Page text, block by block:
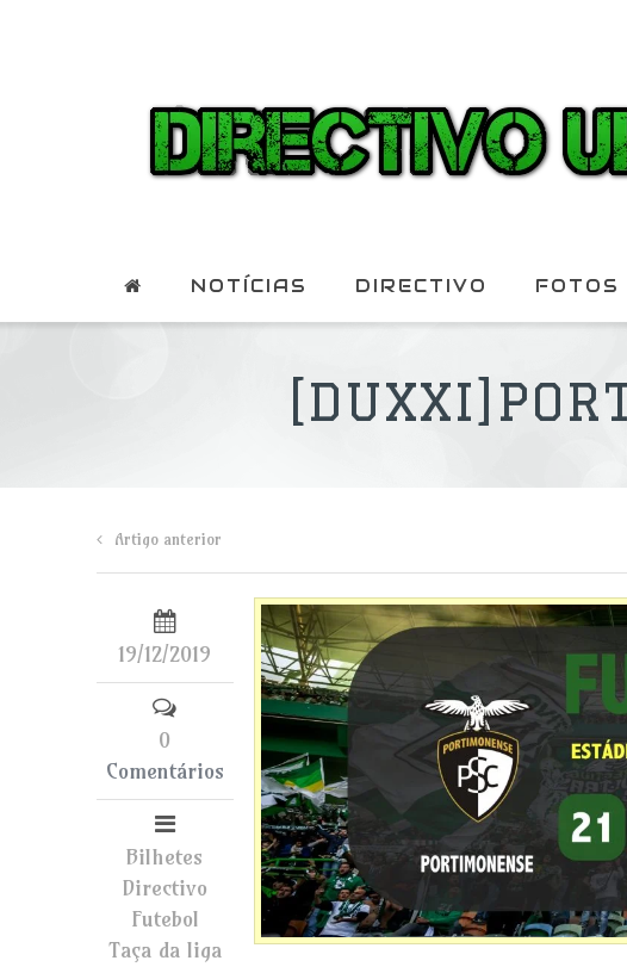
NOTÍCIAS DIRECTIVO FOTOS
Artigo anterior
19/12/2019
0
Comentários
Bilhetes
Directivo
Futebol
Taça da liga